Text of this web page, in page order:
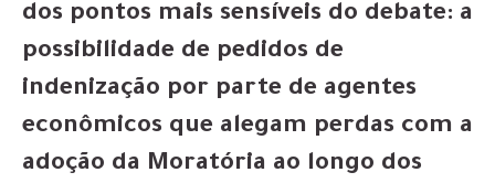
dos pontos mais sensíveis do debate: a
possibilidade de pedidos de
indenização por parte de agentes
econômicos que alegam perdas com a
adoção da Moratória ao longo dos